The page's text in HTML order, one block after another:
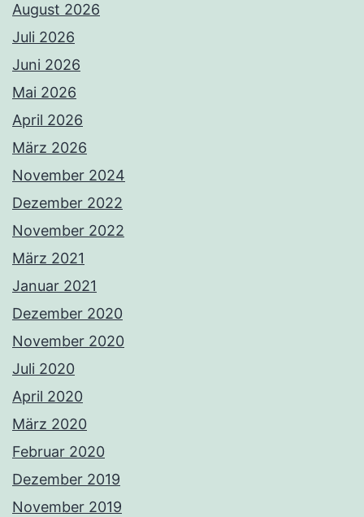
August 2026
Juli 2026
Juni 2026
Mai 2026
April 2026
März 2026
November 2024
Dezember 2022
November 2022
März 2021
Januar 2021
Dezember 2020
November 2020
Juli 2020
April 2020
März 2020
Februar 2020
Dezember 2019
November 2019